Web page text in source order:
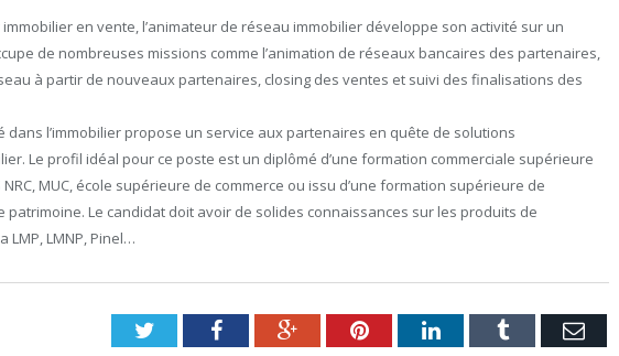
immobilier en vente, l’animateur de réseau immobilier développe son activité sur un
de nombreuses missions comme l’animation de réseaux bancaires des partenaires,
à partir de nouveaux partenaires, closing des ventes et suivi des finalisations des
dans l’immobilier propose un service aux partenaires en quête de solutions
Le profil idéal pour ce poste est un diplômé d’une formation commerciale supérieure
NRC, MUC, école supérieure de commerce ou issu d’une formation supérieure de
patrimoine. Le candidat doit avoir de solides connaissances sur les produits de
LMP, LMNP, Pinel…
TwitterFacebookGoogle+PinterestLinkedInTumblr